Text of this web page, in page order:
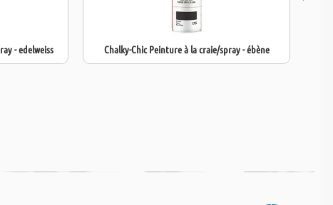
- edelweiss Chalky-Chic Peinture à la craie/spray - ébène